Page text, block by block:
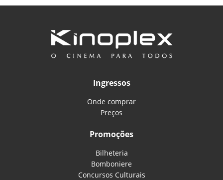
Ingressos
Onde comprar
Preços
Promoções
Bilheteria
Bomboniere
Concursos Culturais